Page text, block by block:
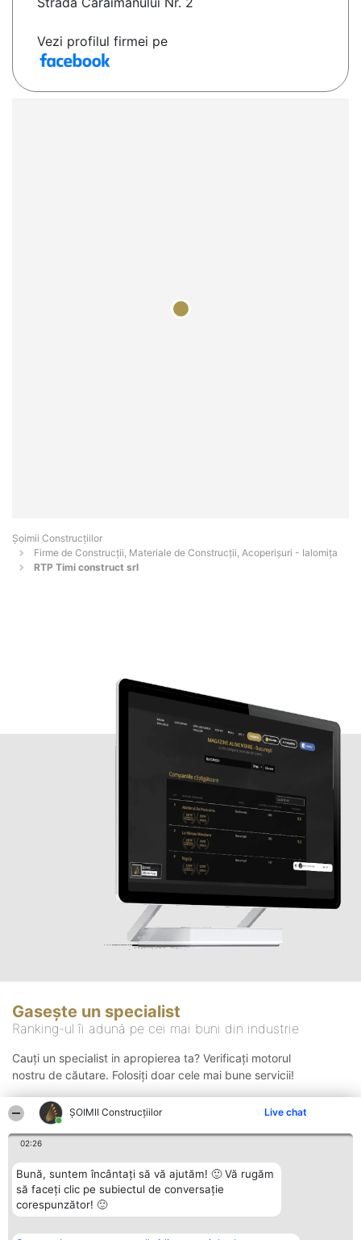
ȘOIMII Construcțiilor Live chat
02:26
Bună, suntem încântați să vă ajutăm! 🙂 Vă rugăm
să faceți clic pe subiectul de conversație
corespunzător! 🙂
Vezi profilul firmei pe
Șoimii Construcțiilor
Firme de Construcții, Materiale de Construcții, Acoperișuri - Ialomiţa
RTP Timi construct srl
Gasește un specialist
Ranking-ul îi adună pe cei mai buni din industrie
Cauți un specialist in apropierea ta? Verificați motorul
nostru de căutare. Folosiți doar cele mai bune servicii!